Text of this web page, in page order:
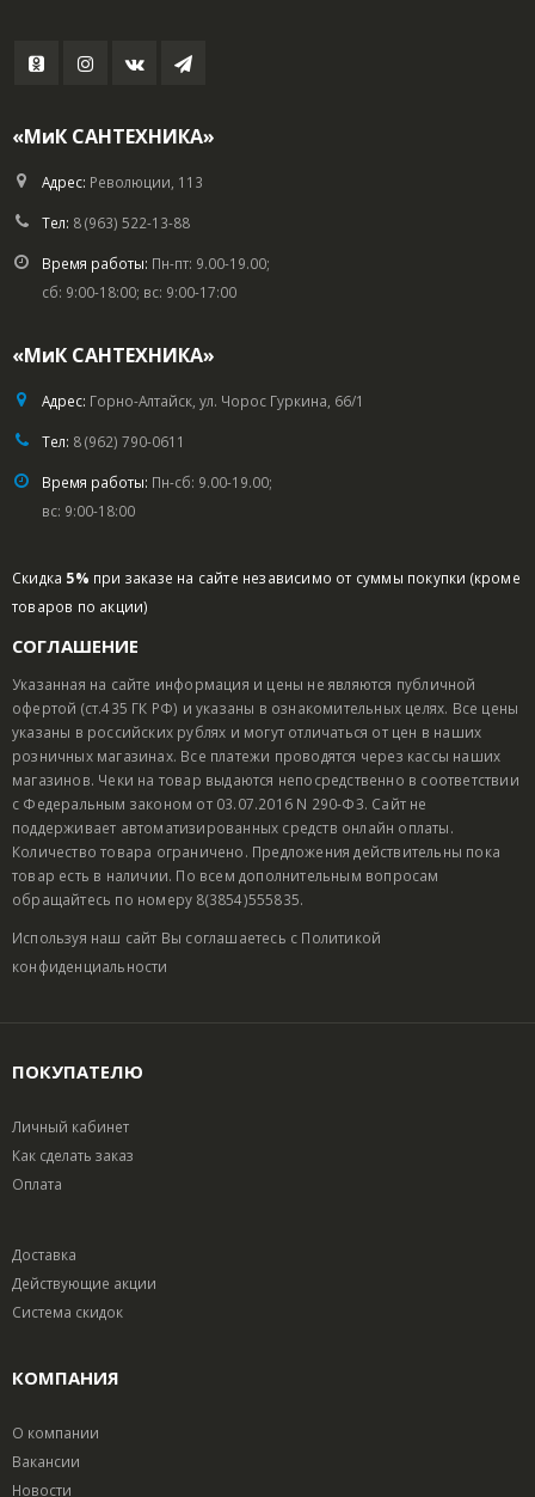
«МиК САНТЕХНИКА»
Адрес: Революции, 113
Тел: 8 (963) 522-13-88
Время работы: Пн-пт: 9.00-19.00;
сб: 9:00-18:00; вс: 9:00-17:00
«МиК САНТЕХНИКА»
Адрес: Горно-Алтайск, ул. Чорос Гуркина, 66/1
Тел: 8 (962) 790-0611
Время работы: Пн-сб: 9.00-19.00;
вс: 9:00-18:00
Скидка 5% при заказе на сайте независимо от суммы покупки (кроме
товаров по акции)
СОГЛАШЕНИЕ
Указанная на сайте информация и цены не являются публичной
офертой (ст.435 ГК РФ) и указаны в ознакомительных целях. Все цены
указаны в российских рублях и могут отличаться от цен в наших
розничных магазинах. Все платежи проводятся через кассы наших
магазинов. Чеки на товар выдаются непосредственно в соответствии
с Федеральным законом от 03.07.2016 N 290-ФЗ. Сайт не
поддерживает автоматизированных средств онлайн оплаты.
Количество товара ограничено. Предложения действительны пока
товар есть в наличии. По всем дополнительным вопросам
обращайтесь по номеру 8(3854)555835.
Используя наш сайт Вы соглашаетесь с Политикой
конфиденциальности
ПОКУПАТЕЛЮ
Личный кабинет
Как сделать заказ
Оплата
Доставка
Действующие акции
Система скидок
КОМПАНИЯ
О компании
Вакансии
Новости